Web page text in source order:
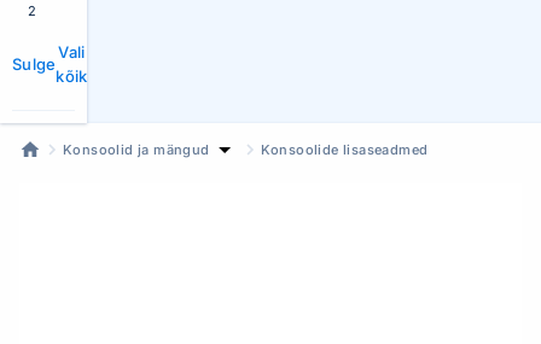
2
Sulge
Vali
kõik
Konsoolid ja mängud Konsoolide lisaseadmed